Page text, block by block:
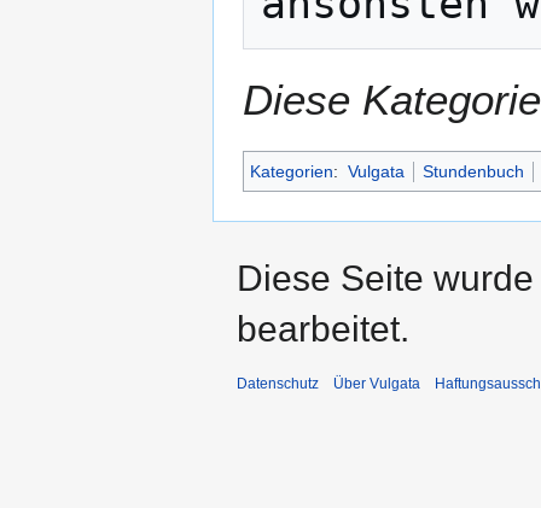
Diese
Kategorien: Vulgata Stundenbuch
Diese Seite
bearbeitet.
Datenschutz Über Vulgata